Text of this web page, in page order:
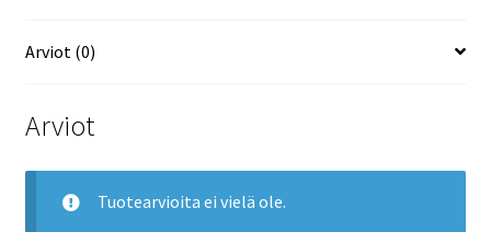
Arviot (0)
Arviot
Tuotearvioita ei vielä ole.